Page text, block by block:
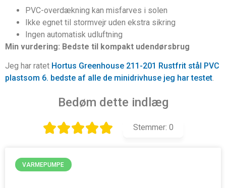
PVC-overdækning kan misfarves i solen
Ikke egnet til stormvejr uden ekstra sikring
Ingen automatisk udluftning
Min vurdering: Bedste til kompakt udendørsbrug
Jeg har ratet Hortus Greenhouse 211-201 Rustfrit stål PVC
plastsom 6. bedste af alle de minidrivhuse jeg har testet.
Bedøm dette indlæg
Stemmer: 0
VARMEPUMPE